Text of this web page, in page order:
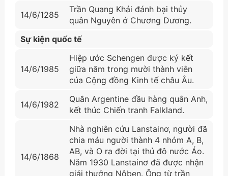
14/6/1285
Trần Quang Khải đánh bại thủy
quân Nguyên ở Chương Dương.
Sự kiện quốc tế
14/6/1985
Hiệp ước Schengen được ký kết
giữa năm trong mười thành viên
của Cộng đồng Kinh tế châu Âu.
14/6/1982
Quân Argentine đầu hàng quân Anh,
kết thúc Chiến tranh Falkland.
14/6/1868
Nhà nghiên cứu Lanstainơ, người đã
chia máu người thành 4 nhóm A, B,
AB, và O ra đời tại thủ đô nước Áo.
Nǎm 1930 Lanstainơ đã được nhận
giải thưởng Nôben. Ông từ trần